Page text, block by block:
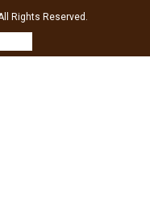
Rights Reserved.